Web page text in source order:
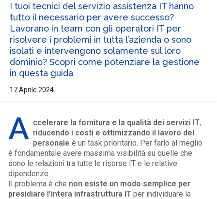
I tuoi tecnici del servizio assistenza IT hanno
tutto il necessario per avere successo?
Lavorano in team con gli operatori IT per
risolvere i problemi in tutta l’azienda o sono
isolati e intervengono solamente sul loro
dominio? Scopri come potenziare la gestione
in questa guida
17 Aprile 2024
A ccelerare la fornitura e la qualità dei servizi IT,
riducendo i costi e ottimizzando il lavoro del
personale è un task prioritario. Per farlo al meglio
è fondamentale avere massima visibilità su quelle che
sono le relazioni tra tutte le risorse IT e le relative
dipendenze.
Il problema è che non esiste un modo semplice per
presidiare l’intera infrastruttura IT per individuare la